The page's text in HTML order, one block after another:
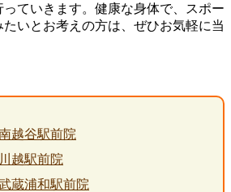
ていきます。健康な身体で、スポー
いとお考えの方は、ぜひお気軽に当
越谷駅前院
越駅前院
蔵浦和駅前院